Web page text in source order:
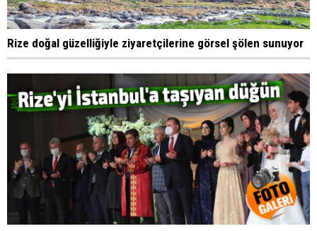
Rize doğal güzelliğiyle ziyaretçilerine görsel şölen sunuyor